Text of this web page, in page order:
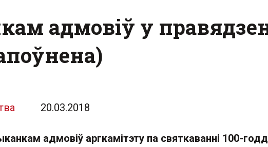
адмовіў у
20.03.2018
адмовіў аргкамітэту па святкаванні 100-